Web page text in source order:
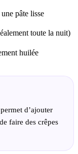
pâte lisse
toute la nuit)
huilée
d’ajouter
faire des crêpes